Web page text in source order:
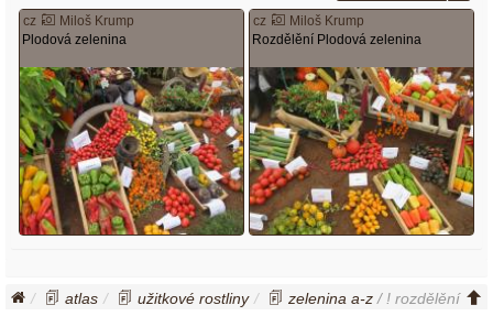
cz
Miloš Krump
Plodová zelenina
cz
Miloš Krump
Rozdělění Plodová zelenina
atlas užitkové rostliny zelenina a-z / ! rozdělění